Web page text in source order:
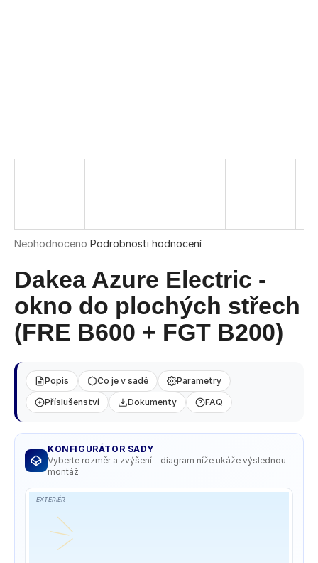
Průměrné
produktu
je
z
5
hvězdiček.
Neohodnoceno Podrobnosti hodnocení
Dakea Azure Electric -
okno do plochých střech
(FRE B600 + FGT B200)
Popis Co je v sadě
Parametry
Příslušenství
Dokumenty FAQ
KONFIGURÁTOR SADY
Vyberte rozměr a zvýšení – diagram níže ukáže výslednou
montáž
EXTERIÉR
o
r
č
u
j
e
m
ANTRACITOVÝ
SLOUPEK
PRO
3
(RAL7016)
-
MONTÁŽ
DO
PODLAHY